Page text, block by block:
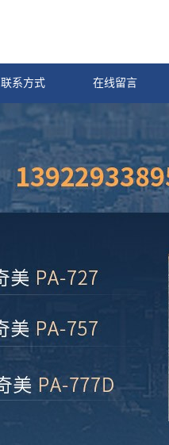
联系方式 在线留言